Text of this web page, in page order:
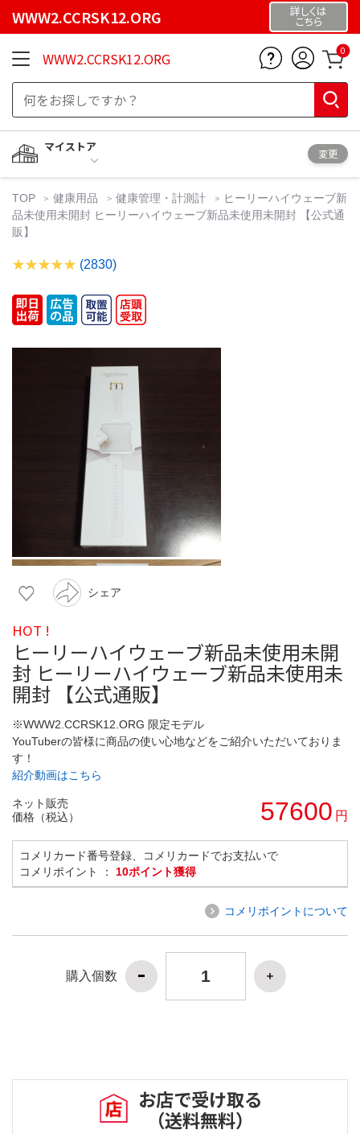
WWW2.CCRSK12.ORG 詳しくは
こちら
WWW2.CCRSK12.ORG 0
マイストア
変更
TOP 健康用品 健康管理・計測計
ヒーリーハイウェーブ新
品未使用未開封 ヒーリーハイウェーブ新品未使用未開封 【公式通
販】
(2830)
シェア
HOT !
ヒーリーハイウェーブ新品未使用未開
封 ヒーリーハイウェーブ新品未使用未
開封 【公式通販】
※WWW2.CCRSK12.ORG 限定モデル
YouTuberの皆様に商品の使い心地などをご紹介いただいておりま
す！
紹介動画はこちら
ネット販売
価格（税込）
57600 円
コメリカード番号登録、コメリカードでお支払いで
コメリポイント ： 10ポイント獲得
コメリポイントについて
購入個数
お店で受け取る
（送料無料）